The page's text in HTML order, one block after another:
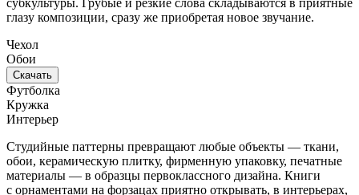
глазу композиции, сразу же приобретая новое звучание.
Чехол
Обои
Скачать
Футболка
Кружка
Интерьер
Студийные паттерны превращают любые объекты — ткани,
обои, керамическую плитку, фирменную упаковку, печатные
материалы — в образцы первоклассного дизайна. Книги
с орнаментами на форзацах приятно открывать, в интерьерах,